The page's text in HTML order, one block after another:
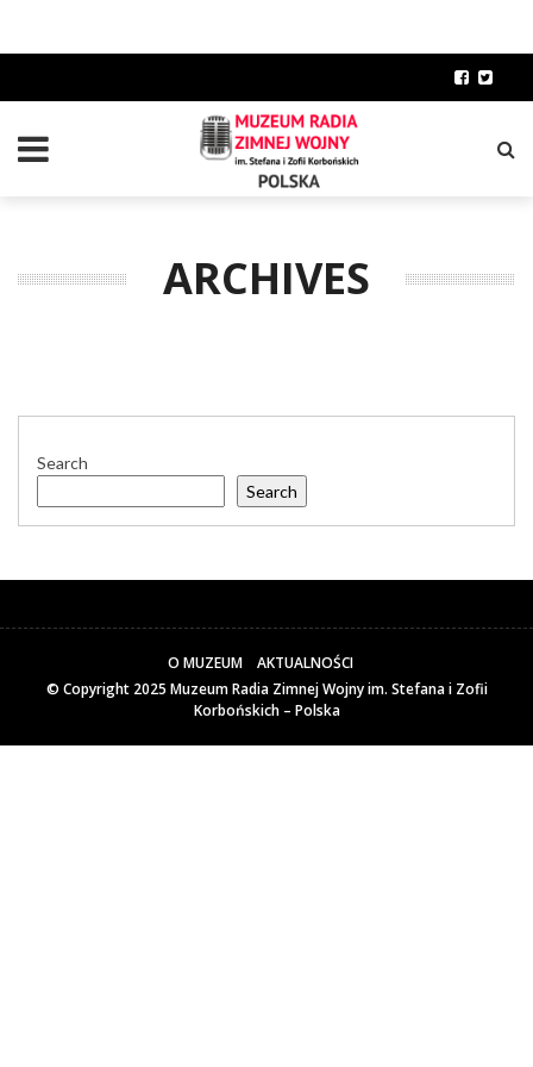
ARCHIVES
Search
Search
O MUZEUM
AKTUALNOŚCI
© Copyright 2025 Muzeum Radia Zimnej Wojny im. Stefana i Zofii
Korbońskich – Polska